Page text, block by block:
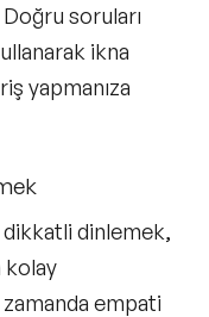
soruları
ikna
yapmanıza
dikkatli dinlemek,
kolay
zamanda empati